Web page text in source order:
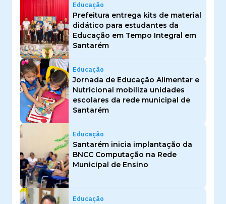
Educação
Prefeitura entrega kits de material
didático para estudantes da
Educação em Tempo Integral em
Santarém
Educação
Jornada de Educação Alimentar e
Nutricional mobiliza unidades
escolares da rede municipal de
Santarém
Educação
Santarém inicia implantação da
BNCC Computação na Rede
Municipal de Ensino
Educação